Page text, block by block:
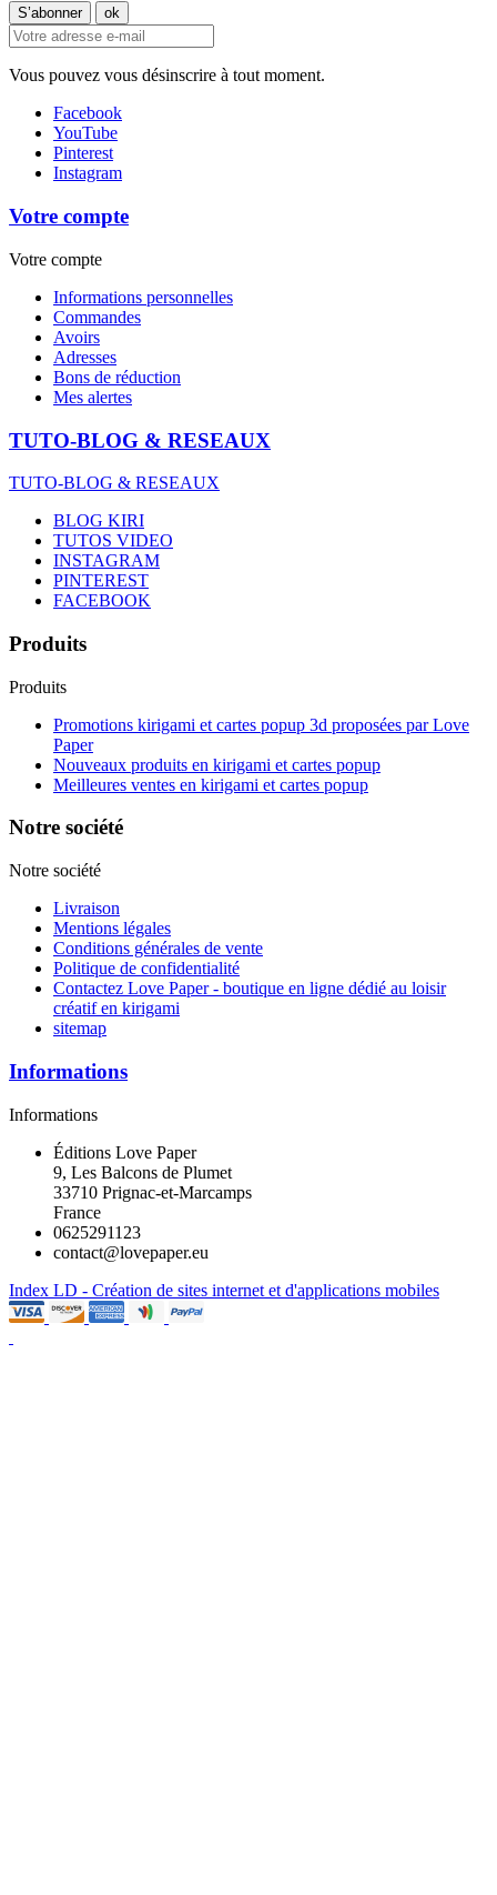
Vous pouvez vous désinscrire à tout moment.
Facebook
YouTube
Pinterest
Instagram
Votre compte
Votre compte
Informations personnelles
Commandes
Avoirs
Adresses
Bons de réduction
Mes alertes
TUTO-BLOG & RESEAUX
TUTO-BLOG & RESEAUX
BLOG KIRI
TUTOS VIDEO
INSTAGRAM
PINTEREST
FACEBOOK
Produits
Produits
Promotions kirigami et cartes popup 3d proposées par Love
Paper
Nouveaux produits en kirigami et cartes popup
Meilleures ventes en kirigami et cartes popup
Notre société
Notre société
Livraison
Mentions légales
Conditions générales de vente
Politique de confidentialité
Contactez Love Paper - boutique en ligne dédié au loisir
créatif en kirigami
sitemap
Informations
Informations
Éditions Love Paper
9, Les Balcons de Plumet
33710 Prignac-et-Marcamps
France
0625291123
contact@lovepaper.eu
Index LD - Création de sites internet et d'applications mobiles